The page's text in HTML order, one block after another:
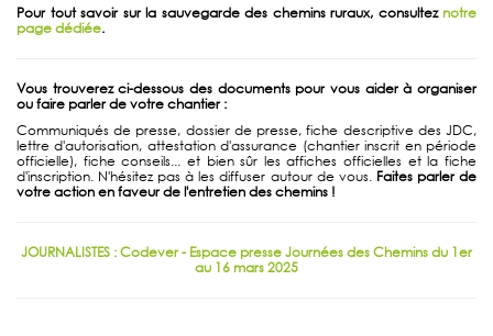
Pour tout savoir sur la sauvegarde des chemins ruraux, consultez notre
page dédiée.
Vous trouverez ci-dessous des documents pour vous aider à organiser
ou faire parler de votre chantier :
Communiqués de presse, dossier de presse, fiche descriptive des JDC,
lettre d'autorisation, attestation d'assurance (chantier inscrit en période
officielle), fiche conseils... et bien sûr les affiches officielles et la fiche
d'inscription. N'hésitez pas à les diffuser autour de vous. Faites parler de
votre action en faveur de l'entretien des chemins !
JOURNALISTES : Codever - Espace presse Journées des Chemins du 1er
au 16 mars 2025